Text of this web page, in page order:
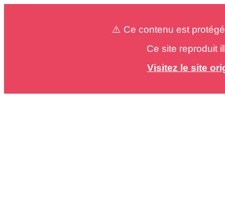
⚠️ Ce contenu est
Ce site reproduit
Visitez le site